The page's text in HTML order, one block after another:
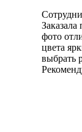
Заказала
фото
цвета
выбрать